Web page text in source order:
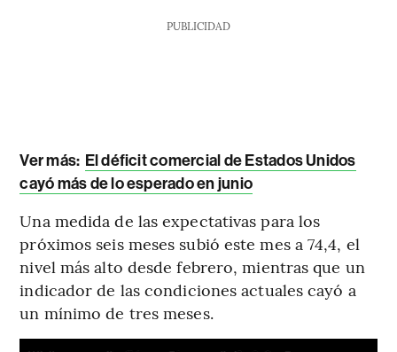
PUBLICIDAD
Ver más: El déficit comercial de Estados Unidos
cayó más de lo esperado en junio
Una medida de las expectativas para los
próximos seis meses subió este mes a 74,4, el
nivel más alto desde febrero, mientras que un
indicador de las condiciones actuales cayó a
un mínimo de tres meses.